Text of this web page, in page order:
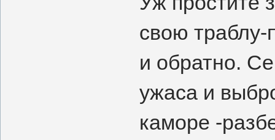
свою траблу-
и обратно.
ужаса и
каморе -